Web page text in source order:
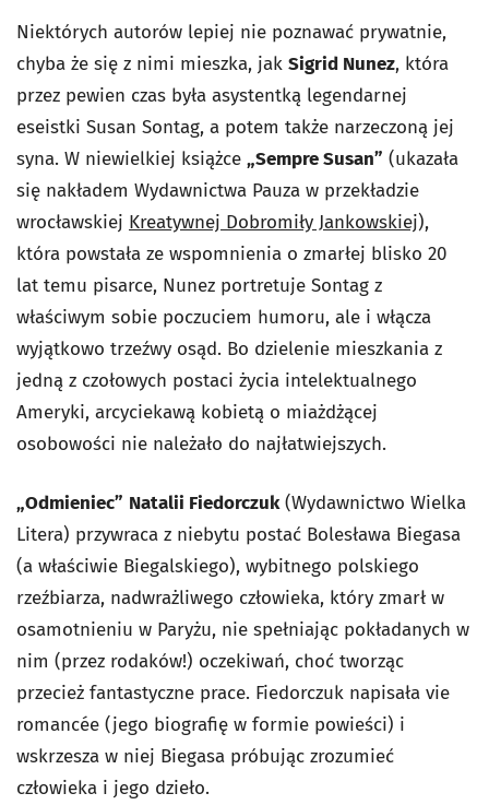
Niektórych autorów lepiej nie poznawać prywatnie,
chyba że się z nimi mieszka, jak Sigrid Nunez, która
przez pewien czas była asystentką legendarnej
eseistki Susan Sontag, a potem także narzeczoną jej
syna. W niewielkiej książce „Sempre Susan” (ukazała
się nakładem Wydawnictwa Pauza w przekładzie
wrocławskiej Kreatywnej Dobromiły Jankowskiej),
która powstała ze wspomnienia o zmarłej blisko 20
lat temu pisarce, Nunez portretuje Sontag z
właściwym sobie poczuciem humoru, ale i włącza
wyjątkowo trzeźwy osąd. Bo dzielenie mieszkania z
jedną z czołowych postaci życia intelektualnego
Ameryki, arcyciekawą kobietą o miażdżącej
osobowości nie należało do najłatwiejszych.
„Odmieniec” Natalii Fiedorczuk(Wydawnictwo Wielka
Litera) przywraca z niebytu postać Bolesława Biegasa
(a właściwie Biegalskiego), wybitnego polskiego
rzeźbiarza, nadwrażliwego człowieka, który zmarł w
osamotnieniu w Paryżu, nie spełniając pokładanych w
nim (przez rodaków!) oczekiwań, choć tworząc
przecież fantastyczne prace. Fiedorczuk napisała vie
romancée (jego biografię w formie powieści) i
wskrzesza w niej Biegasa próbując zrozumieć
człowieka i jego dzieło.